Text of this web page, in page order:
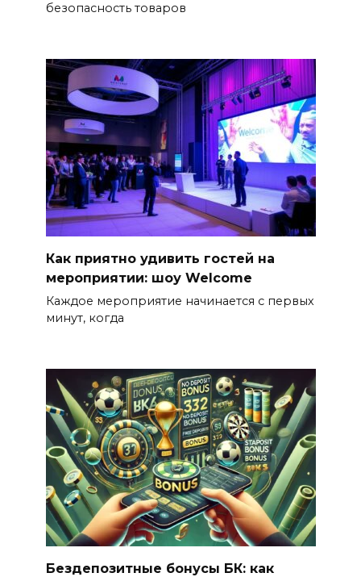
безопасность товаров
Как приятно удивить гостей на
мероприятии: шоу Welcome
Каждое мероприятие начинается с первых
минут, когда
Бездепозитные бонусы БК: как